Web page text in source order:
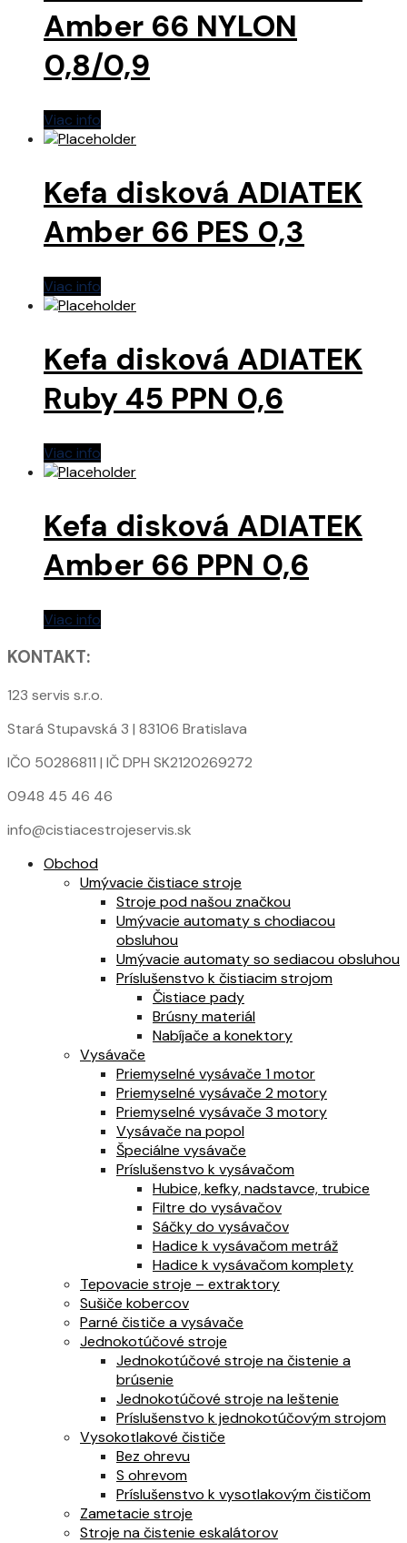
Amber 66 NYLON
0,8/0,9
Viac info
Kefa disková ADIATEK
Amber 66 PES 0,3
Viac info
Kefa disková ADIATEK
Ruby 45 PPN 0,6
Viac info
Kefa disková ADIATEK
Amber 66 PPN 0,6
Viac info
KONTAKT:
123 servis s.r.o.
Stará Stupavská 3 | 83106 Bratislava
IČO 50286811 | IČ DPH SK2120269272
0948 45 46 46
info@cistiacestrojeservis.sk
Obchod
Umývacie čistiace stroje
Stroje pod našou značkou
Umývacie automaty s chodiacou
obsluhou
Umývacie automaty so sediacou obsluhou
Príslušenstvo k čistiacim strojom
Čistiace pady
Brúsny materiál
Nabíjače a konektory
Vysávače
Priemyselné vysávače 1 motor
Priemyselné vysávače 2 motory
Priemyselné vysávače 3 motory
Vysávače na popol
Špeciálne vysávače
Príslušenstvo k vysávačom
Hubice, kefky, nadstavce, trubice
Filtre do vysávačov
Sáčky do vysávačov
Hadice k vysávačom metráž
Hadice k vysávačom komplety
Tepovacie stroje – extraktory
Sušiče kobercov
Parné čističe a vysávače
Jednokotúčové stroje
Jednokotúčové stroje na čistenie a
brúsenie
Jednokotúčové stroje na leštenie
Príslušenstvo k jednokotúčovým strojom
Vysokotlakové čističe
Bez ohrevu
S ohrevom
Príslušenstvo k vysotlakovým čističom
Zametacie stroje
Stroje na čistenie eskalátorov